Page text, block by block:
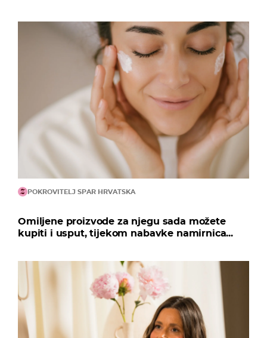
POKROVITELJ SPAR HRVATSKA
Omiljene proizvode za njegu sada možete
kupiti i usput, tijekom nabavke namirnica...